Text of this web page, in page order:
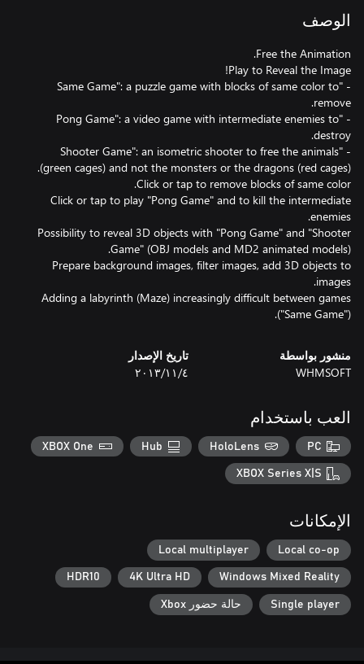
الوصف
- "Same Game": a puzzle game with blocks of same color to
- "Pong Game": a video game with intermediate enemies to
- "Shooter Game": an isometric shooter to free the animals
Click or tap to play "Pong Game" and to kill the intermediate
Possibility to reveal 3D objects with "Pong Game" and "Shooter
Prepare background images, filter images, add 3D objects to
Adding a labyrinth (Maze) increasingly difficult between games
("Same Game").
منشور بواسطة
WHMSOFT
تاريخ الإصدار
٤‏/١١‏/٢٠١٣
العب باستخدام
PC
HoloLens
Hub
XBOX One
XBOX Series X|S
الإمكانات
Local co-op
Local multiplayer
Windows Mixed Reality
4K Ultra HD
HDR10
Single player حالة حضور Xbox